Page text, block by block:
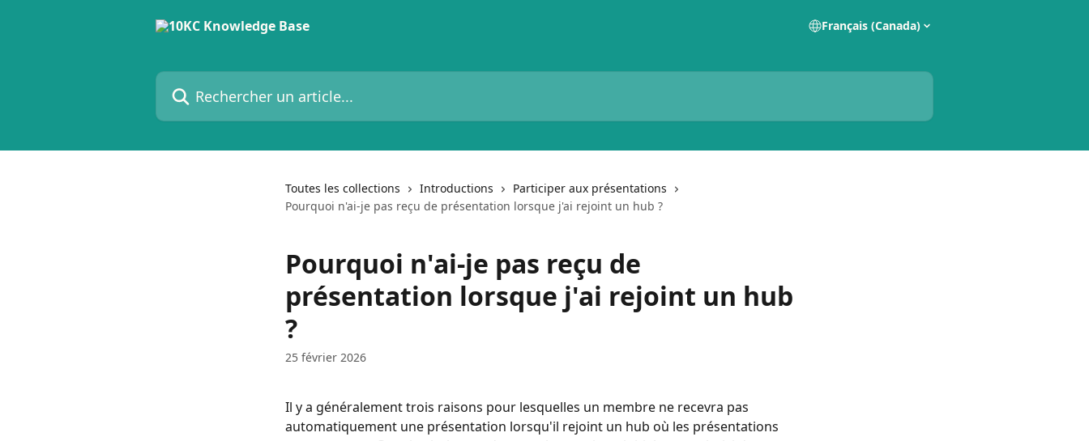
Français (Canada)
Rechercher un article...
Toutes les collections Introductions
Participer aux présentations
Pourquoi n'ai-je pas reçu de présentation lorsque j'ai rejoint un hub ?
Pourquoi n'ai-je pas reçu de
présentation lorsque j'ai rejoint un hub
?
25 février 2026
Il y a généralement trois raisons pour lesquelles un membre ne recevra pas
automatiquement une présentation lorsqu'il rejoint un hub où les présentations